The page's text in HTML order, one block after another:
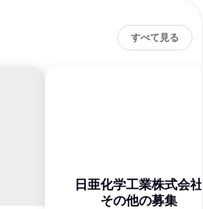
すべて見る
日亜化学工業株式会社
その他の募集